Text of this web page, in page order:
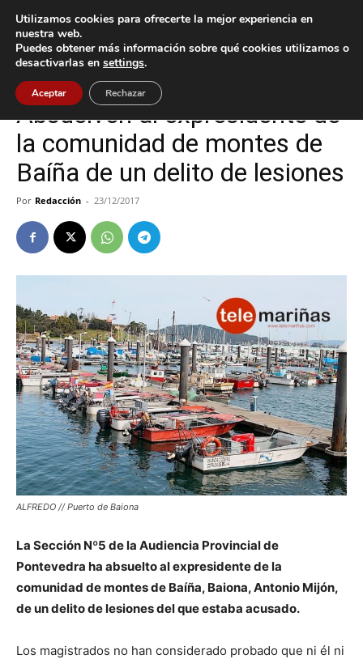
Inicio Baiona
Baiona Sucesos
Absuelven al expresidente de
la comunidad de montes de
Baíña de un delito de lesiones
Por Redacción - 23/12/2017
ALFREDO // Puerto de Baiona
La Sección Nº5 de la Audiencia Provincial de
Pontevedra ha absuelto al expresidente de la
comunidad de montes de Baíña, Baiona, Antonio Mijón,
de un delito de lesiones del que estaba acusado.
Los magistrados no han considerado probado que ni él ni
Utilizamos cookies para ofrecerte la mejor experiencia en
nuestra web.
Puedes obtener más información sobre qué cookies utilizamos o
desactivarlas en settings.
Aceptar Rechazar